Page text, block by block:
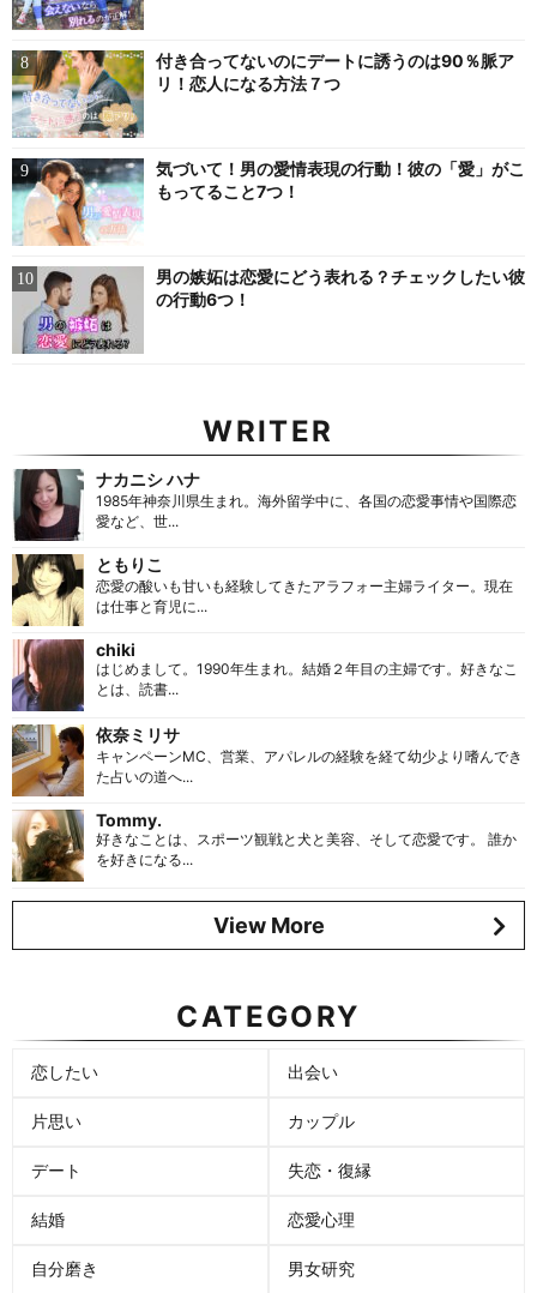
付き合ってないのにデートに誘うのは90％脈ア
リ！恋人になる方法７つ
気づいて！男の愛情表現の行動！彼の「愛」がこ
もってること7つ！
男の嫉妬は恋愛にどう表れる？チェックしたい彼
の行動6つ！
WRITER
ナカニシ ハナ
1985年神奈川県生まれ。海外留学中に、各国の恋愛事情や国際恋
愛など、世...
ともりこ
恋愛の酸いも甘いも経験してきたアラフォー主婦ライター。現在
は仕事と育児に...
chiki
はじめまして。1990年生まれ。結婚２年目の主婦です。好きなこ
とは、読書...
依奈ミリサ
キャンペーンMC、営業、アパレルの経験を経て幼少より嗜んでき
た占いの道へ...
Tommy.
好きなことは、スポーツ観戦と犬と美容、そして恋愛です。 誰か
を好きになる...
View More
CATEGORY
恋したい 出会い
片思い カップル
デート 失恋・復縁
結婚 恋愛心理
自分磨き 男女研究